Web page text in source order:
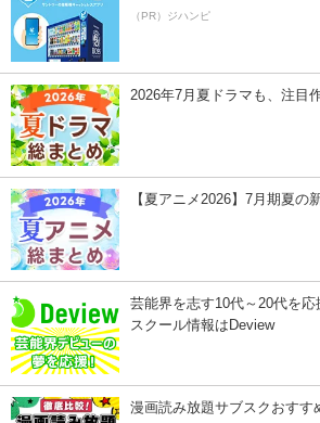
（PR）ジハンピ
2026年7月夏ドラマも、注目
【夏アニメ2026】7月期夏の
芸能界を志す10代～20代を応
スクール情報はDeview
漫画読み放題サブスクおすす